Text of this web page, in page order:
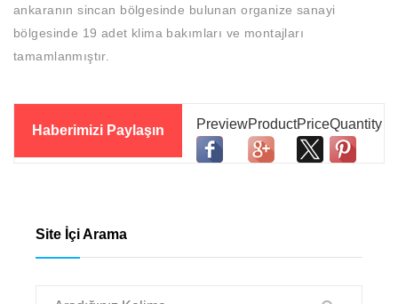
ankaranın sincan bölgesinde bulunan organize sanayi
bölgesinde 19 adet klima bakımları ve montajları
tamamlanmıştır.
Haberimizi Paylaşın
Site İçi Arama